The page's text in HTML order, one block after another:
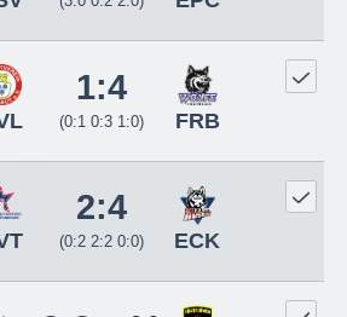
1:4
(0:1 0:3 1:0) FRB
2:4
(0:2 2:2 0:0) ECK